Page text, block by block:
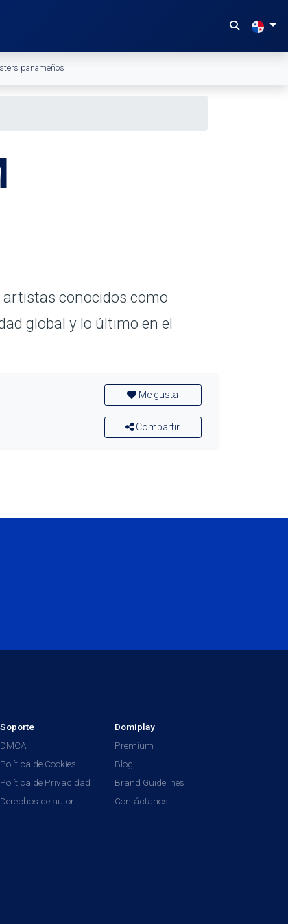
panameños
artistas conocidos como
global y lo último en el
Me gusta
Compartir
Soporte
DMCA
Política de Cookies
Política de Privacidad
Derechos de autor
Domiplay
Premium
Blog
Brand Guidelines
Contáctanos